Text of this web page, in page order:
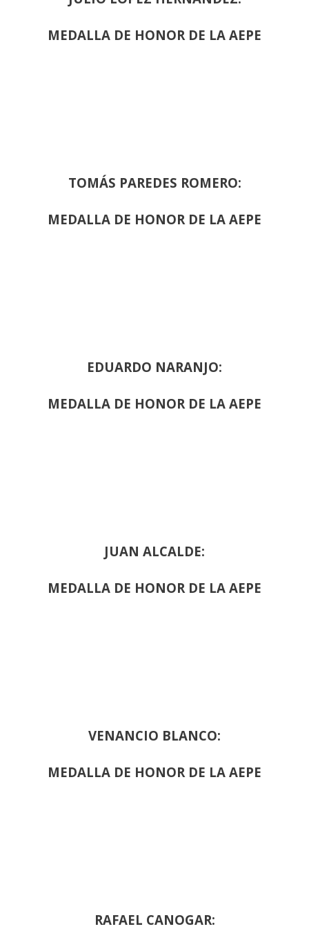
MEDALLA DE HONOR DE LA AEPE
TOMÁS PAREDES ROMERO:
MEDALLA DE HONOR DE LA AEPE
EDUARDO NARANJO:
MEDALLA DE HONOR DE LA AEPE
JUAN ALCALDE:
MEDALLA DE HONOR DE LA AEPE
VENANCIO BLANCO:
MEDALLA DE HONOR DE LA AEPE
RAFAEL CANOGAR: